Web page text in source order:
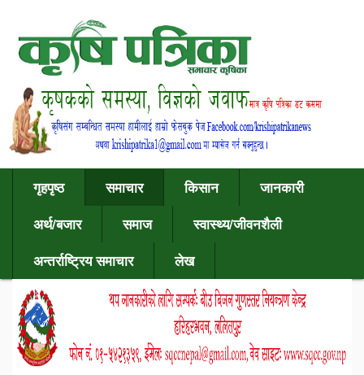
गृहपृष्ठ समाचार किसान
जानकारी
अर्थ/बजार
समाज
स्वास्थ्य/जीवनशैली
अन्तर्राष्ट्रिय समाचार
लेख